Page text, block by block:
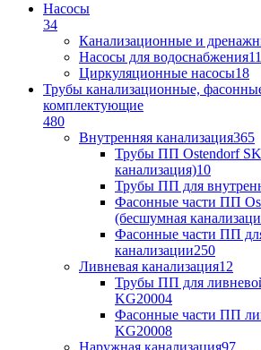
Насосы
34
Канализационные и
Насосы для водоснабжения11
Циркуляционные насосы18
Трубы канализационные,
комплектующие
480
Внутренняя канализация365
Трубы ПП Ostendorf
канализация)10
Трубы ПП для
Фасонные части ПП
(бесшумная
Фасонные части ПП
канализации250
Ливневая канализация12
Трубы ПП для
KG20004
Фасонные части ПП
KG20008